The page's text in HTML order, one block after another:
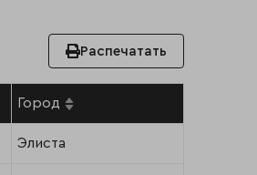
Распечатать
Город
Элиста